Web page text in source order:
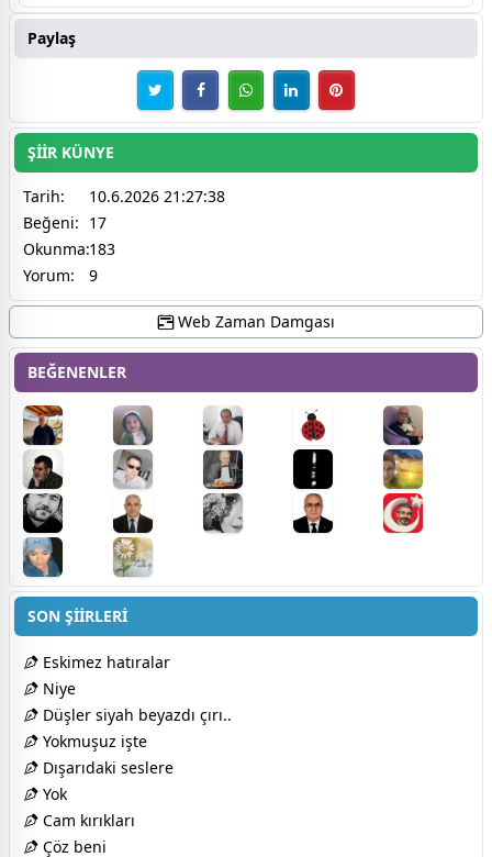
Paylaş
ŞİİR KÜNYE
Tarih:
10.6.2026 21:27:38
Beğeni: 17
Okunma:183
Yorum:
9
Web Zaman Damgası
BEĞENENLER
SON ŞİİRLERİ
Eskimez hatıralar
Niye
Düşler siyah beyazdı çırı..
Yokmuşuz işte
Dışarıdaki seslere
Yok
Cam kırıkları
Çöz beni